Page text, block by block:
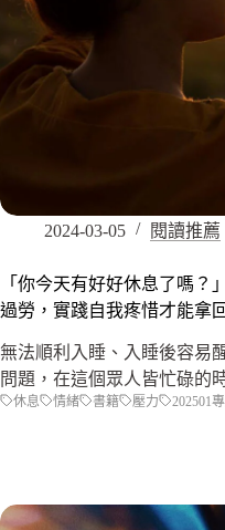
2024-03-05 閱讀推薦
「你今天有好好休息了嗎？
過勞，實踐自我疼惜才能拿
無法順利入睡、入睡後容
問題，在這個眾人皆忙碌的
休息 情緒 書籍 壓力 202501